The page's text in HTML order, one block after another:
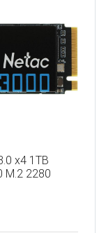
x4 1TB
M.2 2280